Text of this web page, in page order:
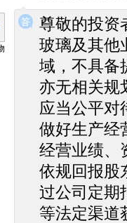
◆
◆
尊敬的投资
玻璃及其他
域，不具备
亦无相关规
应当公平对
做好生产经
经营业绩、
依规回报股
过公司定期
等法定渠道